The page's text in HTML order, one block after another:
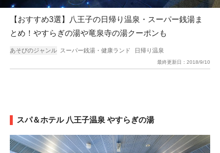
【おすすめ3選】八王子の日帰り温泉・スーパー銭湯ま
とめ！やすらぎの湯や竜泉寺の湯クーポンも
あそびのジャンル スーパー銭湯・健康ランド 日帰り温泉
最終更新日： 2018/9/10
スパ＆ホテル 八王子温泉 やすらぎの湯